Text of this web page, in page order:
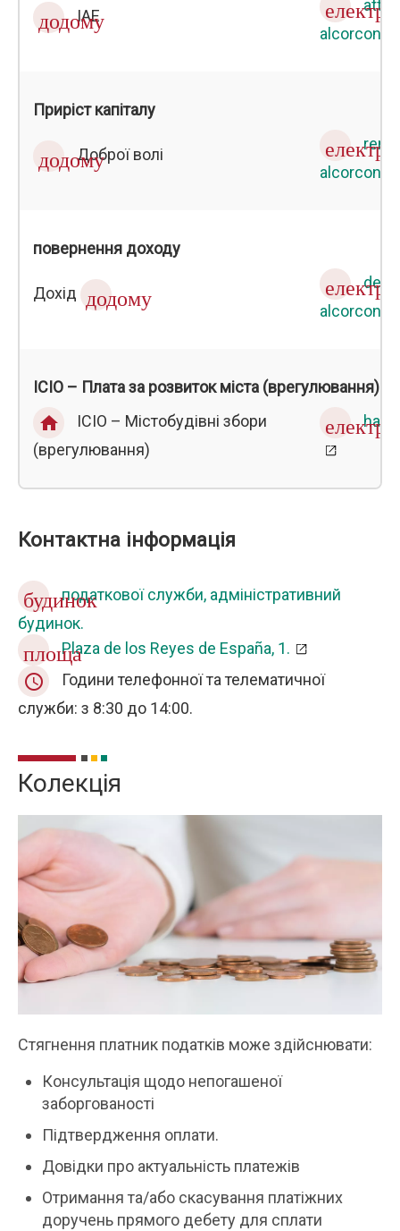
додому
ІАЕ
Приріст капіталу
додомуДоброї волі
повернення доходу
Дохід додому
ICIO – Плата за розвиток міста (врегулювання)
home
ICIO – Містобудівні збори
(врегулювання)
Контактна інформація
будинокподаткової служби, адміністративний
будинок.
площаPlaza de los Reyes de España, 1.
query_builder
Години телефонної та телематичної
служби: з 8:30 до 14:00.
Колекція
Стягнення платник податків може здійснювати:
Консультація щодо непогашеної
заборгованості
Підтвердження оплати.
Довідки про актуальність платежів
Отримання та/або скасування платіжних
доручень прямого дебету для сплати